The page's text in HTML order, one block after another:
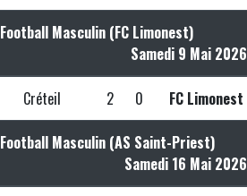
Football Masculin (FC Limonest)
Samedi 9 Mai 2026
Créteil 2 0 FC Limonest
Football Masculin (AS Saint-Priest)
Samedi 16 Mai 2026